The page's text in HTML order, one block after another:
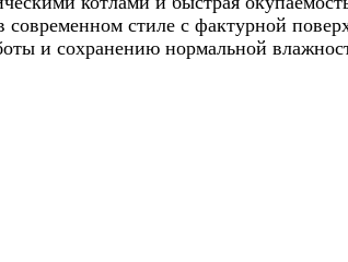
стиле с фактурной
и сохранению нормальной